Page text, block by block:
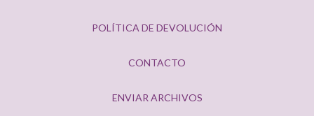
POLÍTICA DE DEVOLUCIÓN
CONTACTO
ENVIAR ARCHIVOS